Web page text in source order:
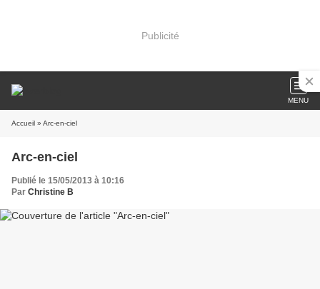
Publicité
MENU
Accueil » Arc-en-ciel
Arc-en-ciel
Publié le 15/05/2013 à 10:16
Par Christine B